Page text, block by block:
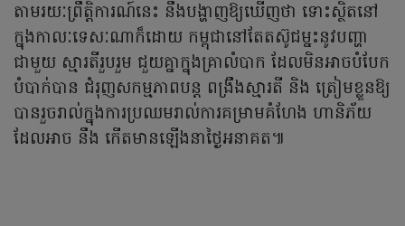
តាមរយៈព្រឹត្តិការណ៍នេះ នឹងបង្ហាញឱ្យឃើញថា ទោះស្ថិតនៅ
ក្នុងកាលៈទេសៈណាក៏ដោយ កម្ពុជានៅតែតស៊ូជម្នះនូវបញ្ហា
ជាមួយ ស្មារតីរួបរួម ជួយគ្នាក្នុងគ្រាលំបាក ដែលមិនអាចបំបែក
បំបាក់បាន ជំរុញសកម្មភាពបន្ត ពង្រឹងស្មារតី និង ត្រៀមខ្លួនឱ្យ
បានរួចរាល់ក្នុងការប្រឈមរាល់ការគម្រាមគំហែង ហានិភ័យ
ដែលអាច នឹង កើតមានឡើងនាថ្ងៃអនាគត៕